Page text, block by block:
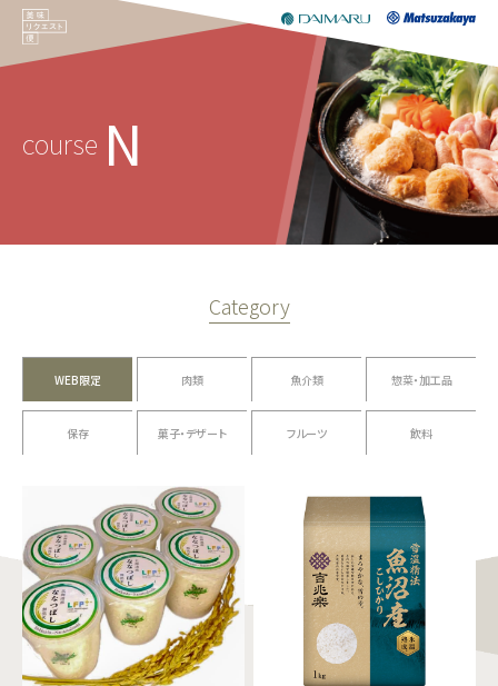
course N
Category
WEB限定 肉類 魚介類 惣菜・加工品
保存 菓子・デザート フルーツ 飲料